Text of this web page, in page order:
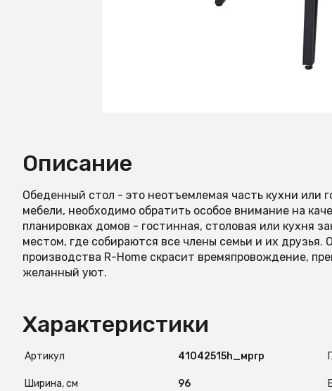
Описание
Обеденный стол - это неотъемлемая часть кухни или
мебели, необходимо обратить особое внимание на
планировках домов - гостинная, столовая или кухня
местом, где собираются все члены семьи и их
производства R-Home скрасит времяпровождение,
желанный уют.
Характеристики
Артикул 41042515h_мргр
Ширина, см 96